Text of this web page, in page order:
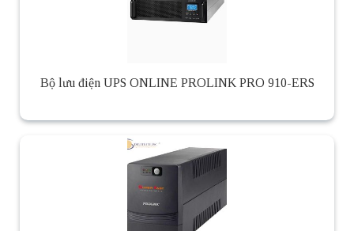
Bộ lưu điện UPS ONLINE PROLINK PRO 910-ERS